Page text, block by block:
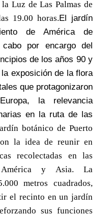
Luz de Las Palmas de
19.00 horas.El jardín
de América de
por encargo del
de los años 90 y
exposición de la flora
que protagonizaron
la relevancia
en la ruta de las
botánico de Puerto
la idea de reunir en
recolectadas en las
América y Asia. La
metros cuadrados,
el recinto en un jardín
sus funciones